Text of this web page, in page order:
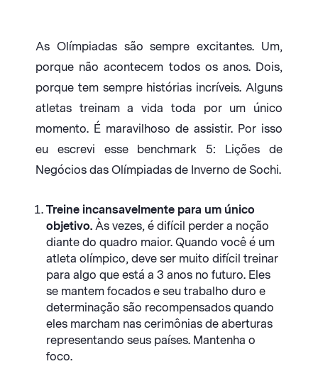
As Olímpiadas são sempre excitantes. Um,
porque não acontecem todos os anos. Dois,
porque tem sempre histórias incríveis. Alguns
atletas treinam a vida toda por um único
momento. É maravilhoso de assistir. Por isso
eu escrevi esse benchmark 5: Lições de
Negócios das Olímpiadas de Inverno de Sochi.
Treine incansavelmente para um único
objetivo. Às vezes, é difícil perder a noção
diante do quadro maior. Quando você é um
atleta olímpico, deve ser muito difícil treinar
para algo que está a 3 anos no futuro. Eles
se mantem focados e seu trabalho duro e
determinação são recompensados quando
eles marcham nas cerimônias de aberturas
representando seus países. Mantenha o
foco.